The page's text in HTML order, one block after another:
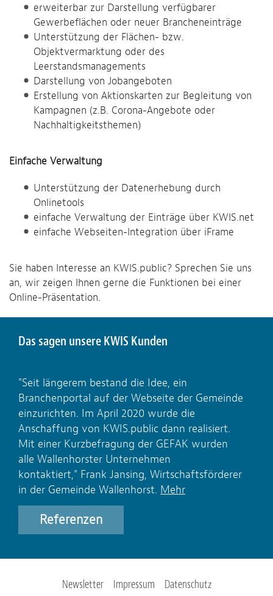
erweiterbar zur Darstellung verfügbarer
Gewerbeflächen oder neuer Brancheneinträge
Unterstützung der Flächen- bzw.
Objektvermarktung oder des
Leerstandsmanagements
Darstellung von Jobangeboten
Erstellung von Aktionskarten zur Begleitung von
Kampagnen (z.B. Corona-Angebote oder
Nachhaltigkeitsthemen)
Einfache Verwaltung
Unterstützung der Datenerhebung durch
Onlinetools
einfache Verwaltung der Einträge über KWIS.net
einfache Webseiten-Integration über iFrame
Sie haben Interesse an KWIS.public? Sprechen Sie uns
an, wir zeigen Ihnen gerne die Funktionen bei einer
Online-Präsentation.
Das sagen unsere KWIS Kunden
"Seit längerem bestand die Idee, ein
Branchenportal auf der Webseite der Gemeinde
einzurichten. Im April 2020 wurde die
Anschaffung von KWIS.public dann realisiert.
Mit einer Kurzbefragung der GEFAK wurden
alle Wallenhorster Unternehmen
kontaktiert," Frank Jansing, Wirtschaftsförderer
in der Gemeinde Wallenhorst. Mehr
Referenzen
Newsletter Impressum Datenschutz